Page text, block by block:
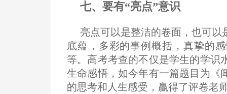
七、要有“亮点”意识
亮点可以是整洁的卷面，也可
底蕴，多彩的事例概括，真挚的
等。高考考查的不仅是学生的学识
生命感悟，如今年有一篇题目为《
的思考和人生感受，赢得了评卷老